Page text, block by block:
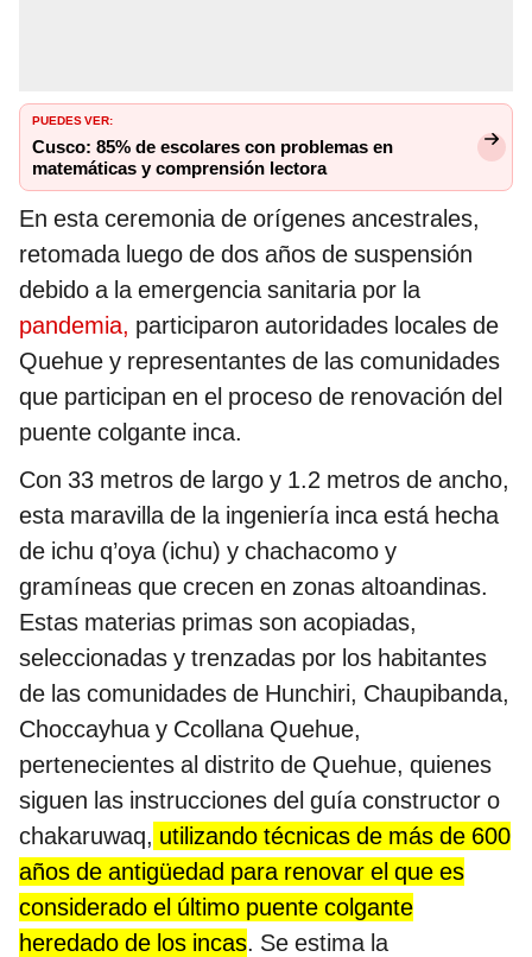
PUEDES VER:
Cusco: 85% de escolares con problemas en
matemáticas y comprensión lectora
En esta ceremonia de orígenes ancestrales,
retomada luego de dos años de suspensión
debido a la emergencia sanitaria por la
pandemia, participaron autoridades locales de
Quehue y representantes de las comunidades
que participan en el proceso de renovación del
puente colgante inca.
Con 33 metros de largo y 1.2 metros de ancho,
esta maravilla de la ingeniería inca está hecha
de ichu q’oya (ichu) y chachacomo y
gramíneas que crecen en zonas altoandinas.
Estas materias primas son acopiadas,
seleccionadas y trenzadas por los habitantes
de las comunidades de Hunchiri, Chaupibanda,
Choccayhua y Ccollana Quehue,
pertenecientes al distrito de Quehue, quienes
siguen las instrucciones del guía constructor o
chakaruwaq, utilizando técnicas de más de 600
años de antigüedad para renovar el que es
considerado el último puente colgante
heredado de los incas. Se estima la